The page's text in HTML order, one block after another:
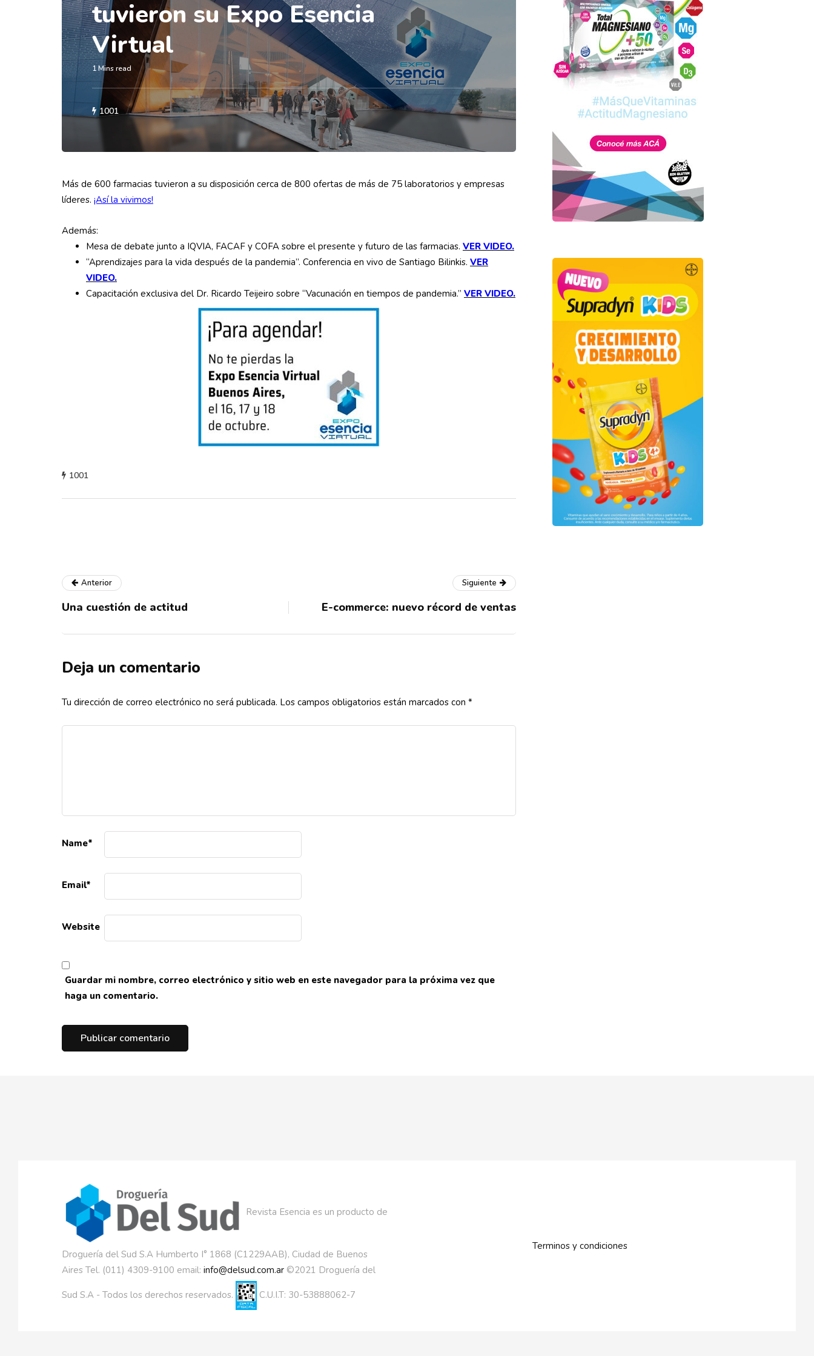
tuvieron su Expo Esencia
Virtual
1 Mins read
1001
Más de 600 farmacias tuvieron a su disposición cerca de 800 ofertas de más de 75 laboratorios y empresas
líderes. ¡Así la vivimos!
Además:
Mesa de debate junto a IQVIA, FACAF y COFA sobre el presente y futuro de las farmacias. VER VIDEO.
“Aprendizajes para la vida después de la pandemia”. Conferencia en vivo de Santiago Bilinkis. VER
VIDEO.
Capacitación exclusiva del Dr. Ricardo Teijeiro sobre “Vacunación en tiempos de pandemia.” VER VIDEO.
1001
Anterior
Una cuestión de actitud
Siguiente
E-commerce: nuevo récord de ventas
Deja un comentario
Tu dirección de correo electrónico no será publicada. Los campos obligatorios están marcados con *
Name*
Email*
Website
Guardar mi nombre, correo electrónico y sitio web en este navegador para la próxima vez que
haga un comentario.
Revista Esencia es un producto de
Droguería del Sud S.A Humberto I° 1868 (C1229AAB), Ciudad de Buenos
Aires Tel. (011) 4309-9100 email: info@delsud.com.ar ©2021 Droguería del
Sud S.A - Todos los derechos reservados. C.U.I.T: 30-53888062-7
Terminos y condiciones